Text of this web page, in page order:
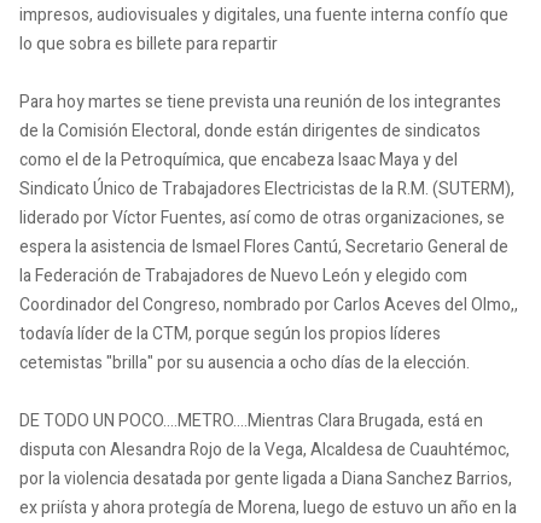
impresos, audiovisuales y digitales, una fuente interna confío que
lo que sobra es billete para repartir
Para hoy martes se tiene prevista una reunión de los integrantes
de la Comisión Electoral, donde están dirigentes de sindicatos
como el de la Petroquímica, que encabeza Isaac Maya y del
Sindicato Único de Trabajadores Electricistas de la R.M. (SUTERM),
liderado por Víctor Fuentes, así como de otras organizaciones, se
espera la asistencia de Ismael Flores Cantú, Secretario General de
la Federación de Trabajadores de Nuevo León y elegido com
Coordinador del Congreso, nombrado por Carlos Aceves del Olmo,,
todavía líder de la CTM, porque según los propios líderes
cetemistas "brilla" por su ausencia a ocho días de la elección.
DE TODO UN POCO....METRO....Mientras Clara Brugada, está en
disputa con Alesandra Rojo de la Vega, Alcaldesa de Cuauhtémoc,
por la violencia desatada por gente ligada a Diana Sanchez Barrios,
ex priísta y ahora protegía de Morena, luego de estuvo un año en la